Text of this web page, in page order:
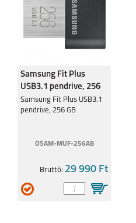
Samsung Fit Plus
USB3.1 pendrive, 256
GB
Samsung Fit Plus USB3.1
pendrive, 256 GB
OSAM-MUF-256AB
Bruttó: 29 990 Ft